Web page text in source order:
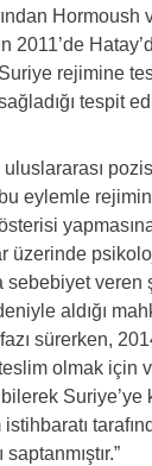
Hormoush
2011’de
Suriye rejimine
tespit
uluslararası
bu eylemle
üzerinde
sebebiyet veren
aldığı
sürerken,
olmak için
Suriye’ye
saptanmıştır.”